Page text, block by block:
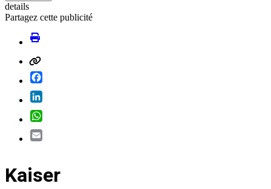
details
Partagez cette publicité
Kaiser